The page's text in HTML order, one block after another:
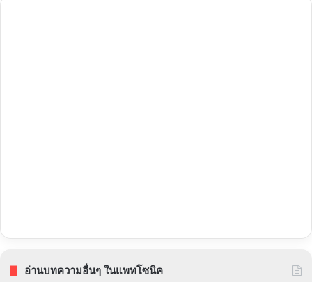
อ่านบทความอื่นๆ ในแพทโซนิค